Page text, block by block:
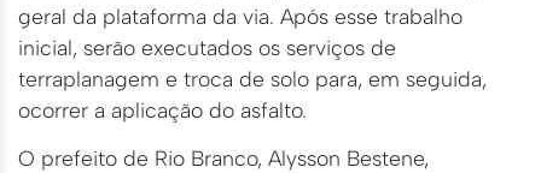
geral da plataforma da via. Após esse trabalho
inicial, serão executados os serviços de
terraplanagem e troca de solo para, em seguida,
ocorrer a aplicação do asfalto.
O prefeito de Rio Branco, Alysson Bestene,